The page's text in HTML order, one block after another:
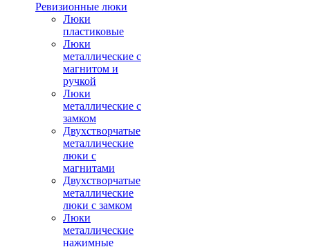
Ревизионные люки
Люки
пластиковые
Люки
металлические с
магнитом и
ручкой
Люки
металлические с
замком
Двухстворчатые
металлические
люки с
магнитами
Двухстворчатые
металлические
люки с замком
Люки
металлические
нажимные